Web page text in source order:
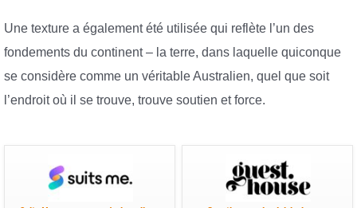
Une texture a également été utilisée qui reflète l’un des
fondements du continent – la terre, dans laquelle quiconque
se considère comme un véritable Australien, quel que soit
l’endroit où il se trouve, trouve soutien et force.